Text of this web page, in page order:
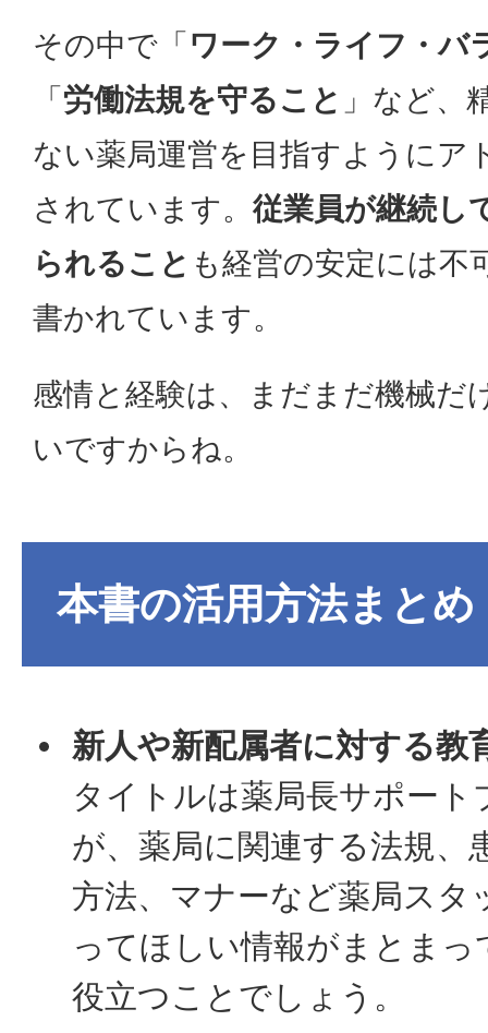
その中で「 ワーク・ライフ・バ
「 労働法規を守ること 」など、
ない薬局運営を目指すようにア
されています。 従業員が継続し
られること も経営の安定には不
書かれています。
感情と経験は、まだまだ機械だ
いですからね。
本書の活用方法まとめ
新人や新配属者に対する教
タイトルは薬局長サポート
が、薬局に関連する法規、
方法、マナーなど薬局スタ
ってほしい情報がまとまっ
役立つことでしょう。